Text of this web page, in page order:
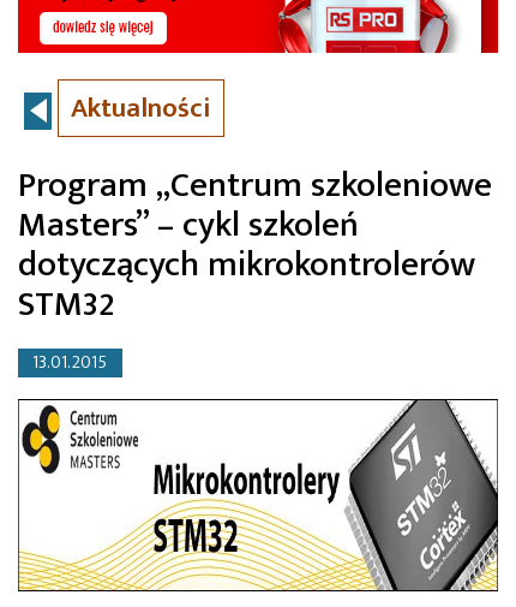
Aktualności
Program „Centrum szkoleniowe
Masters” – cykl szkoleń
dotyczących mikrokontrolerów
STM32
13.01.2015